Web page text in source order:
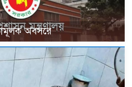
অবসরে